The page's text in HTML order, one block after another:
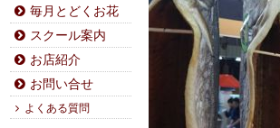
毎月とどくお花
スクール案内
お店紹介
お問い合せ
よくある質問